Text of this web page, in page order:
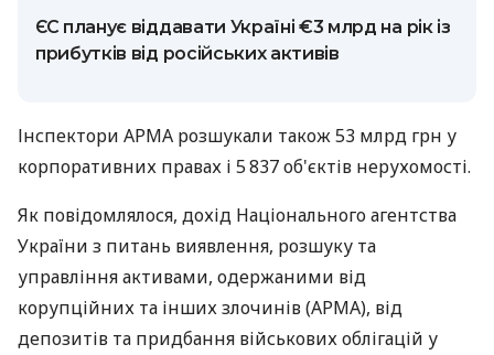
ЄС планує віддавати Україні €3 млрд на рік із
прибутків від російських активів
Інспектори АРМА розшукали також 53 млрд грн у
корпоративних правах і 5 837 об'єктів нерухомості.
Як повідомлялося, дохід Національного агентства
України з питань виявлення, розшуку та
управління активами, одержаними від
корупційних та інших злочинів (АРМА), від
депозитів та придбання військових облігацій у